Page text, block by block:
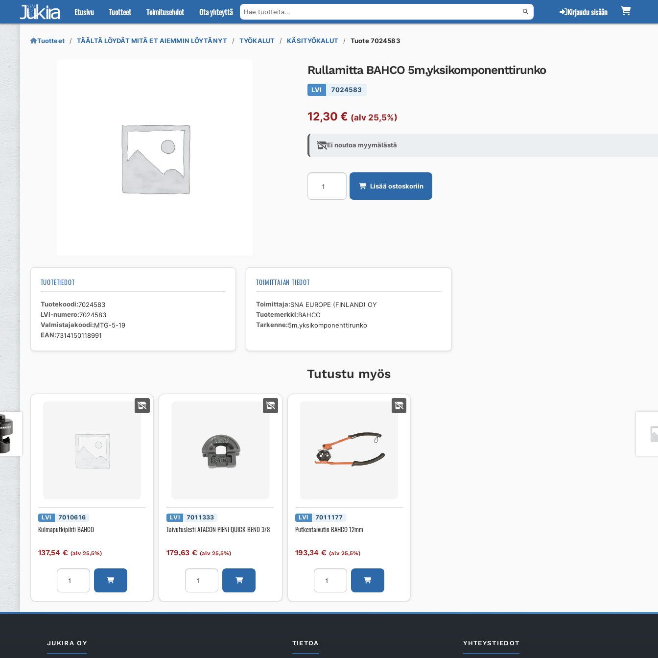
Etusivu Tuotteet Toimitusehdot Ota yhteyttä Hae tuotteita... Kirjaudu sisään
Siirry
navigointiin
Siirry
sisältöön
Tuotteet TÄÄLTÄ LÖYDÄT MITÄ ET AIEMMIN LÖYTÄNYT TYÖKALUT KÄSITYÖKALUT Tuote 7024583
Rullamitta BAHCO 5m,yksikomponenttirunko
LVI 7024583
12,30 € (alv 25,5%)
Ei noutoa myymälästä
Rullamitta
BAHCO
5m,yksikomponenttirunko
Lisää ostoskoriin
TUOTETIEDOT
Tuotekoodi 7024583
LVI-numero 7024583
Valmistajakoodi MTG-5-19
EAN 7314150118991
TOIMITTAJAN TIEDOT
Toimittaja SNA EUROPE (FINLAND) OY
Tuotemerkki BAHCO
Tarkenne 5m,yksikomponenttirunko
Tutustu myös
LVI 7010616
Kulmaputkipihti BAHCO
137,54€ (alv 25,5%)
Kulmaputkipihti
BAHCO
määrä
LVI 7011333
Taivutuslesti ATACON PIENI QUICK-BEND 3/8
179,63€ (alv 25,5%)
Taivutuslesti
ATACON
PIENI
BEND
LVI 7011177
Putkentaivutin BAHCO 12mm
193,34 € (alv 25,5%)
Putkentaivutin
BAHCO
12mm
JUKIRA OY TIETOA YHTEYSTIEDOT